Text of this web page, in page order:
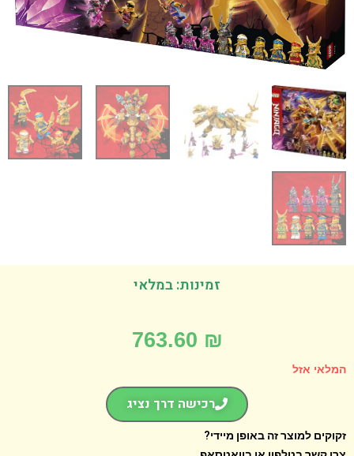
זמינות: במלאי
763.60
אזל
רכישה דרך נציג
למוצר זה באופן מיידי?